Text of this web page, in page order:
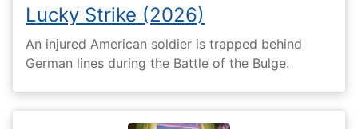
Lucky Strike (2026)
An injured American soldier is trapped behind
German lines during the Battle of the Bulge.